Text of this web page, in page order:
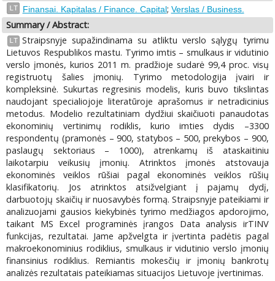
LT Finansai. Kapitalas / Finance. Capital; Verslas / Business.
Summary / Abstract:
LT Straipsnyje supažindinama su atliktu verslo sąlygų tyrimu
Lietuvos Respublikos mastu. Tyrimo imtis – smulkaus ir vidutinio
verslo įmonės, kurios 2011 m. pradžioje sudarė 99,4 proc. visų
registruotų šalies įmonių. Tyrimo metodologija įvairi ir
kompleksinė. Sukurtas regresinis modelis, kuris buvo tikslintas
naudojant specialiojoje literatūroje aprašomus ir netradicinius
metodus. Modelio rezultatiniam dydžiui skaičiuoti panaudotas
ekonominių vertinimų rodiklis, kurio imties dydis –3300
respondentų (pramonės – 900, statybos – 500, prekybos – 900,
paslaugų sektoriaus – 1000), atrenkamų iš ataskaitiniu
laikotarpiu veikusių įmonių. Atrinktos įmonės atstovauja
ekonominės veiklos rūšiai pagal ekonominės veiklos rūšių
klasifikatorių. Jos atrinktos atsižvelgiant į pajamų dydį,
darbuotojų skaičių ir nuosavybės formą. Straipsnyje pateikiami ir
analizuojami gausios kiekybinės tyrimo medžiagos apdorojimo,
taikant MS Excel programinės įrangos Data analysis irTINV
funkcijas, rezultatai. Jame apžvelgta ir įvertinta padėtis pagal
makroekonominius rodiklius, smulkaus ir vidutinio verslo įmonių
finansinius rodiklius. Remiantis mokesčių ir įmonių bankrotų
analizės rezultatais pateikiamas situacijos Lietuvoje įvertinimas.